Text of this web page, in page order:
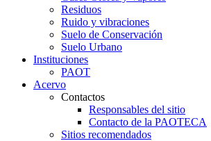
Residuos
Ruido y vibraciones
Suelo de Conservación
Suelo Urbano
Instituciones
PAOT
Acervo
Contactos
Responsables del sitio
Contacto de la PAOTECA
Sitios recomendados